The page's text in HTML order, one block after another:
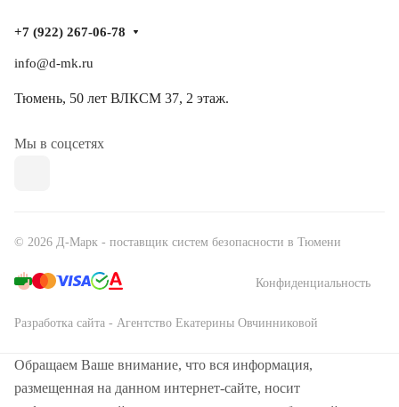
+7 (922) 267-06-78
info@d-mk.ru
Тюмень, ​50 лет ВЛКСМ 37​, 2 этаж.
Мы в соцсетях
© 2026 Д-Марк - поставщик систем безопасности в Тюмени
Конфиденциальность
Разработка сайта - Агентство Екатерины Овчинниковой
Обращаем Ваше внимание, что вся информация,
размещенная на данном интернет-сайте, носит